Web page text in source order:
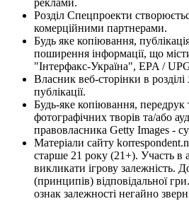
Розділ Спецпроекти
комерційними партнерами.
Будь яке копіювання,
поширення інформації, що
"Інтерфакс-Україна", EPA /
Власник веб-сторінки в
публікації.
Будь-яке копіювання, передрук
фотографічних творів та/або
правовласника Getty Images -
Матеріали сайту
старше 21 року (21+). Участь в
викликати ігрову залежність.
(принципів) відповідальної
ознак залежності негайно